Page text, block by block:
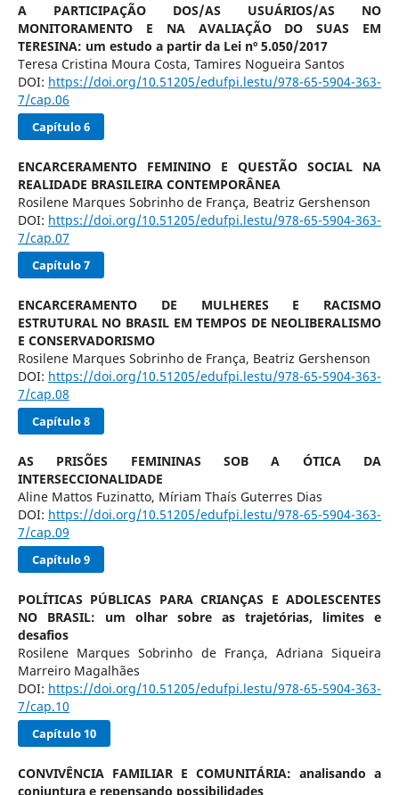
A PARTICIPAÇÃO DOS/AS USUÁRIOS/AS NO
MONITORAMENTO E NA AVALIAÇÃO DO SUAS EM
TERESINA: um estudo a partir da Lei nº 5.050/2017
Teresa Cristina Moura Costa, Tamires Nogueira Santos
DOI: https://doi.org/10.51205/edufpi.lestu/978-65-5904-363-
7/cap.06
Capítulo 6
ENCARCERAMENTO FEMININO E QUESTÃO SOCIAL NA
REALIDADE BRASILEIRA CONTEMPORÂNEA
Rosilene Marques Sobrinho de França, Beatriz Gershenson
DOI: https://doi.org/10.51205/edufpi.lestu/978-65-5904-363-
7/cap.07
Capítulo 7
ENCARCERAMENTO DE MULHERES E RACISMO
ESTRUTURAL NO BRASIL EM TEMPOS DE NEOLIBERALISMO
E CONSERVADORISMO
Rosilene Marques Sobrinho de França, Beatriz Gershenson
DOI: https://doi.org/10.51205/edufpi.lestu/978-65-5904-363-
7/cap.08
Capítulo 8
AS PRISÕES FEMININAS SOB A ÓTICA DA
INTERSECCIONALIDADE
Aline Mattos Fuzinatto, Míriam Thaís Guterres Dias
DOI: https://doi.org/10.51205/edufpi.lestu/978-65-5904-363-
7/cap.09
Capítulo 9
POLÍTICAS PÚBLICAS PARA CRIANÇAS E ADOLESCENTES
NO BRASIL: um olhar sobre as trajetórias, limites e
desafios
Rosilene Marques Sobrinho de França, Adriana Siqueira
Marreiro Magalhães
DOI: https://doi.org/10.51205/edufpi.lestu/978-65-5904-363-
7/cap.10
Capítulo 10
CONVIVÊNCIA FAMILIAR E COMUNITÁRIA: analisando a
conjuntura e repensando possibilidades